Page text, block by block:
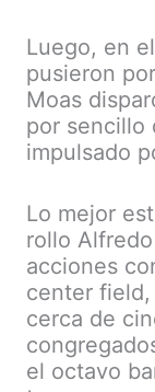
Luego, en
pusieron
Moas
por sencillo
impulsado
Lo mejor
rollo
acciones
center
cerca de
el octavo